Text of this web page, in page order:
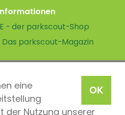
OK
eine
der Nutzung unserer
- der parkscout-Shop
parkscout-Magazin